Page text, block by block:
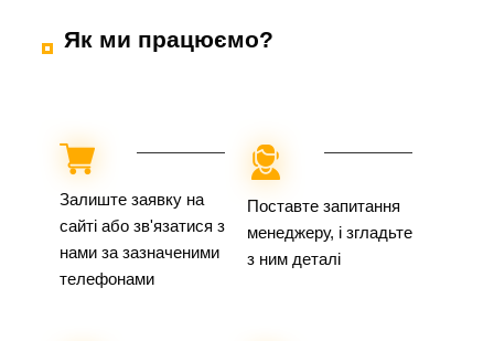
Як ми працюємо?
Залиште заявку на
сайті або зв'язатися з
нами за зазначеними
телефонами
Поставте запитання
менеджеру, і згладьте
з ним деталі